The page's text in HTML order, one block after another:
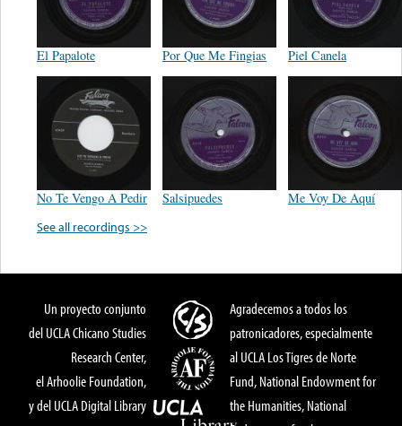
El Papalote Por Que Me Fingias Piel Canela
No Te Vengo A Pedir Salsipuedes
Me Voy De Aquí
See all recordings >>
Un proyecto conjunto
del UCLA Chicano Studies
Research Center,
el Arhoolie Foundation,
y del UCLA Digital Library
Agradecemos a todos los
patronicadores, especialmente
al UCLA Los Tigres de Norte
Fund, National Endowment for
the Humanities, National